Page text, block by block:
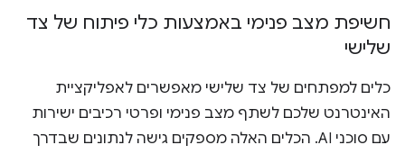
חשיפת מצב פנימי באמצעות כלי פיתוח של צד
שלישי
כלים למפתחים של צד שלישי מאפשרים לאפליקציית
האינטרנט שלכם לשתף מצב פנימי ופרטי רכיבים ישירות
עם סוכני AI. הכלים האלה מספקים גישה לנתונים שבדרך